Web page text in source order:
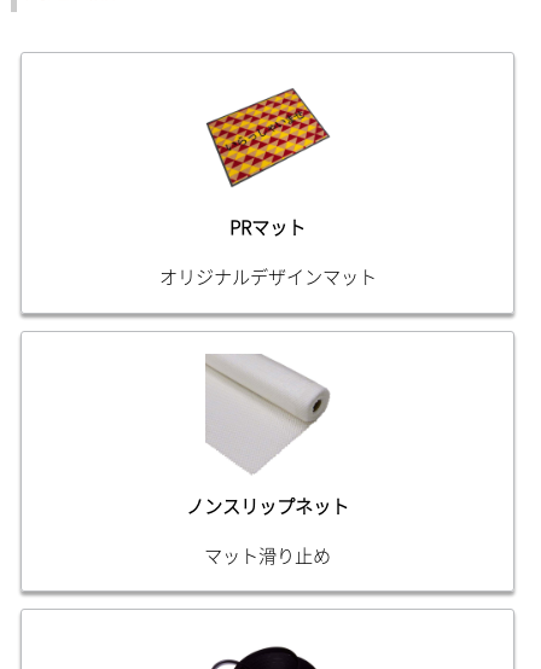
PRマット
オリジナルデザインマット
ノンスリップネット
マット滑り止め